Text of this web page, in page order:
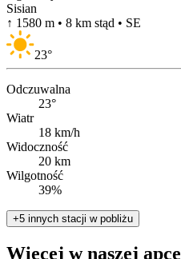
Sisian
↑ 1580 m • 8 km stąd • SE
23°
Odczuwalna
23°
Wiatr
18 km/h
Widoczność
20 km
Wilgotność
39%
+5 innych stacji w pobliżu
Więcej w naszej apce